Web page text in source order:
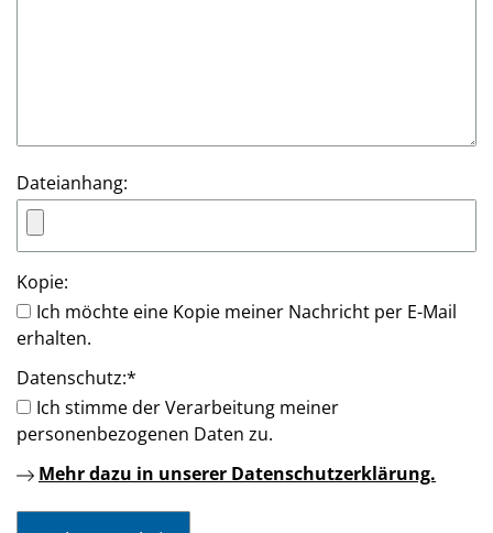
Dateianhang:
Kopie:
Ich möchte eine Kopie meiner Nachricht per E-Mail
erhalten.
Datenschutz:*
Ich stimme der Verarbeitung meiner
personenbezogenen Daten zu.
Mehr dazu in unserer Datenschutzerklärung.